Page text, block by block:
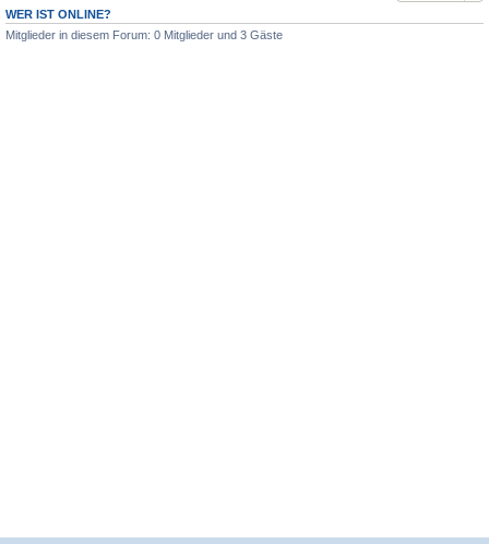
WER IST ONLINE?
Mitglieder in diesem Forum: 0 Mitglieder und 3 Gäste